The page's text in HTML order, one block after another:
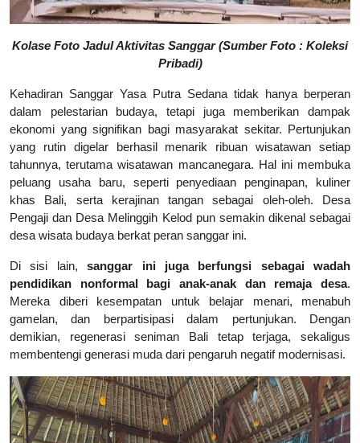
Kolase Foto Jadul Aktivitas Sanggar (Sumber Foto : Koleksi
Pribadi)
Kehadiran Sanggar Yasa Putra Sedana tidak hanya berperan
dalam pelestarian budaya, tetapi juga memberikan dampak
ekonomi yang signifikan bagi masyarakat sekitar. Pertunjukan
yang rutin digelar berhasil menarik ribuan wisatawan setiap
tahunnya, terutama wisatawan mancanegara. Hal ini membuka
peluang usaha baru, seperti penyediaan penginapan, kuliner
khas Bali, serta kerajinan tangan sebagai oleh-oleh. Desa
Pengaji dan Desa Melinggih Kelod pun semakin dikenal sebagai
desa wisata budaya berkat peran sanggar ini.
Di sisi lain,sanggar ini juga berfungsi sebagai wadah
pendidikan nonformal bagi anak-anak dan remaja desa.
Mereka diberi kesempatan untuk belajar menari, menabuh
gamelan, dan berpartisipasi dalam pertunjukan. Dengan
demikian, regenerasi seniman Bali tetap terjaga, sekaligus
membentengi generasi muda dari pengaruh negatif modernisasi.